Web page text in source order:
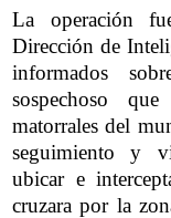
La operación
Dirección de
informados
sospechoso
matorrales del
seguimiento y
ubicar e
cruzara por la